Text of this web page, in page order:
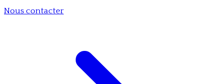
Nous contacter